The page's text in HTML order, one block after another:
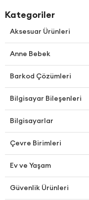
Kategoriler
Aksesuar Ürünleri
Anne Bebek
Barkod Çözümleri
Bilgisayar Bileşenleri
Bilgisayarlar
Çevre Birimleri
Ev ve Yaşam
Güvenlik Ürünleri